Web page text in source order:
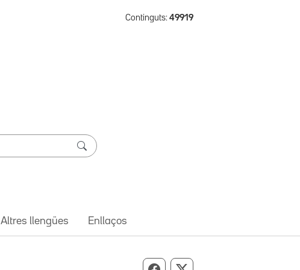
Continguts: 49919
Altres llengües Enllaços